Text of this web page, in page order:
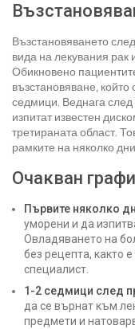
Възстановяването
вида на лекувания рак
Обикновено
възстановяване,
седмици. Веднага
изпитат известен
третираната област.
рамките на няколко
Очакван
Първите няколко
уморени и да
Овладяването на
без рецепта, както
специалист.
1-2 седмици след
да се върнат към
предмети и